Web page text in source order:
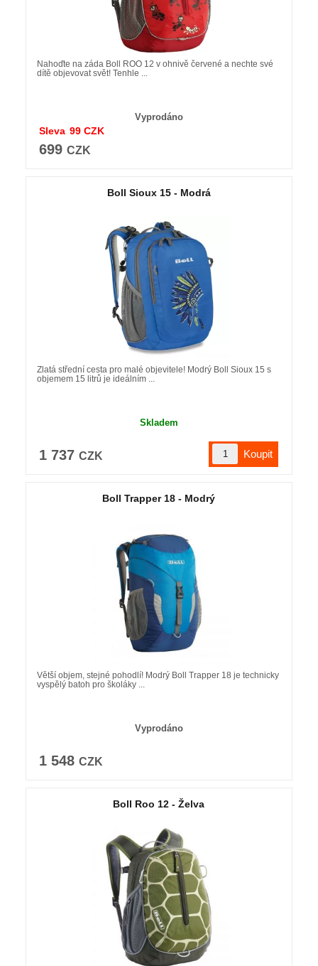
Nahoďte na záda Boll ROO 12 v ohnivě červené a nechte své
dítě objevovat svět! Tenhle ...
Vyprodáno
699 CZK
Sleva 99 CZK
Boll Sioux 15 - Modrá
Zlatá střední cesta pro malé objevitele! Modrý Boll Sioux 15 s
objemem 15 litrů je ideálním ...
Skladem
1 737 CZK
Boll Trapper 18 - Modrý
Větší objem, stejné pohodlí! Modrý Boll Trapper 18 je technicky
vyspělý batoh pro školáky ...
Vyprodáno
1 548 CZK
Boll Roo 12 - Želva